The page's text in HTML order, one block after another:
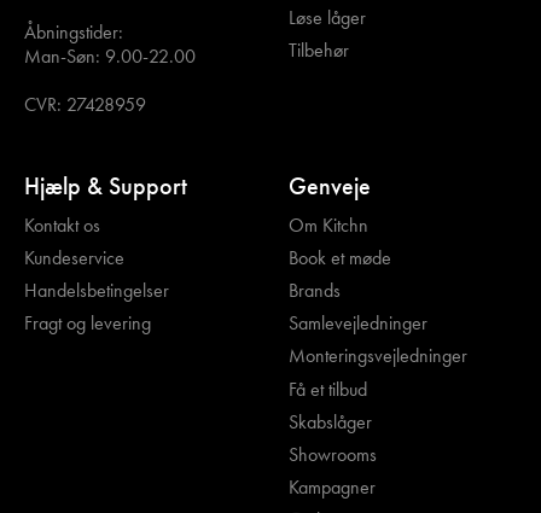
Åbningstider:
Man-Søn: 9.00-22.00
CVR: 27428959
Løse låger
Tilbehør
Hjælp & Support
Kontakt os
Kundeservice
Handelsbetingelser
Fragt og levering
Genveje
Om Kitchn
Book et møde
Brands
Samlevejledninger
Monteringsvejledninger
Få et tilbud
Skabslåger
Showrooms
Kampagner